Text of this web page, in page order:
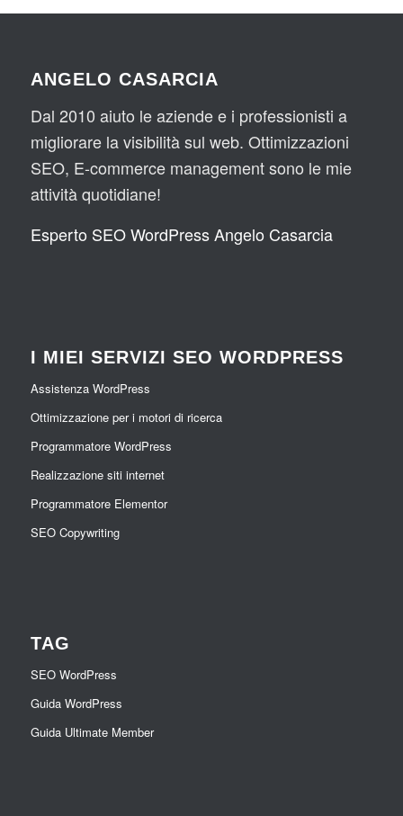
ANGELO CASARCIA
Dal 2010 aiuto le aziende e i professionisti a
migliorare la visibilità sul web. Ottimizzazioni
SEO, E-commerce management sono le mie
attività quotidiane!
Esperto SEO WordPress Angelo Casarcia
I MIEI SERVIZI SEO WORDPRESS
Assistenza WordPress
Ottimizzazione per i motori di ricerca
Programmatore WordPress
Realizzazione siti internet
Programmatore Elementor
SEO Copywriting
TAG
SEO WordPress
Guida WordPress
Guida Ultimate Member